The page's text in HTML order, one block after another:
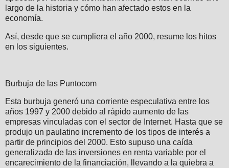
largo de la historia y cómo han afectado estos en la
economía.
Así, desde que se cumpliera el año 2000, resume los hitos
en los siguientes.
Burbuja de las Puntocom
Esta burbuja generó una corriente especulativa entre los
años 1997 y 2000 debido al rápido aumento de las
empresas vinculadas con el sector de Internet. Hasta que se
produjo un paulatino incremento de los tipos de interés a
partir de principios del 2000. Esto supuso una caída
generalizada de las inversiones en renta variable por el
encarecimiento de la financiación, llevando a la quiebra a